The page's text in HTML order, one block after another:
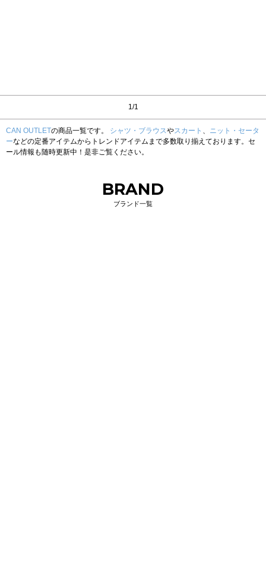
1/1
CAN OUTLETの商品一覧です。 シャツ・ブラウスやスカート 、 ニット・セータ
ーなどの定番アイテムからトレンドアイテムまで多数取り揃えております。セ
ール情報も随時更新中！是非ご覧ください。
BRAND
ブランド一覧